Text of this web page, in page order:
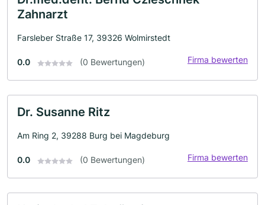
Zahnarzt
Farsleber Straße 17, 39326 Wolmirstedt
0.0 (0 Bewertungen) Firma bewerten
Dr. Susanne Ritz
Am Ring 2, 39288 Burg bei Magdeburg
0.0 (0 Bewertungen) Firma bewerten